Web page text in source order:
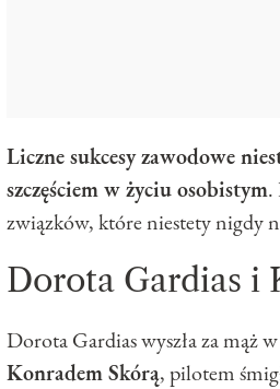
Liczne sukcesy zawodowe
szczęściem w życiu osobistym.
związków, które niestety nigdy
Dorota Gardias i
Dorota Gardias wyszła za mąż
Konradem Skórą, pilotem